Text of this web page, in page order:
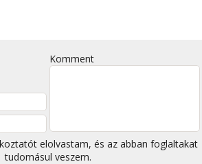
Komment
elolvastam, és az abban foglaltakat
tudomásul veszem.